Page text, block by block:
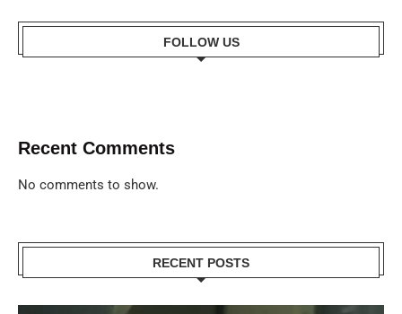
FOLLOW US
Recent Comments
No comments to show.
RECENT POSTS